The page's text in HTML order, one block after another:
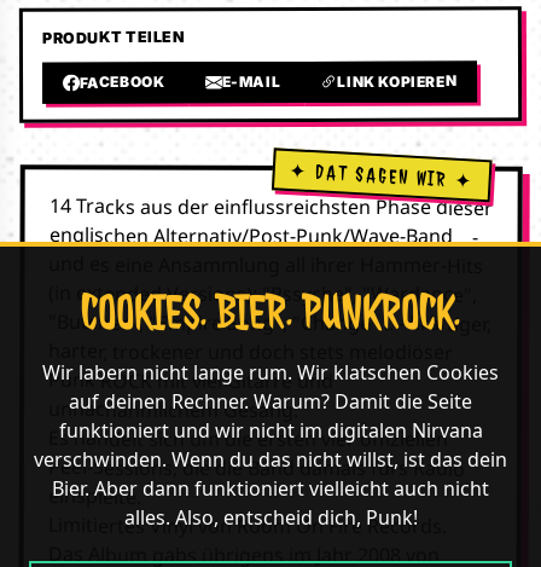
PRODUKT TEILEN
FACEBOOK E-MAIL LINK KOPIEREN
14 Tracks aus der einflussreichsten Phase dieser
englischen Alternativ/Post-Punk/Wave-Band... -
(in extended Versions): "Pssyche", "Wardance",
"Butcher", "Empire Song", "Change"... - kräftiger,
Punk ROCK mit viel Gitarre und
unnachahmlichem Gesang.
Es handelt sich um die ersten vier offiziellen
Peel-Sessions, die die Band damals fürs Radio
einspielte.
Limitiertes Vinyl von Room On Fire Records.
Das Album gabs übrigens im Jahr 2008 von
COOKIES. BIER. PUNKROCK.
Wir labern nicht lange rum. Wir klatschen Cookies
auf deinen Rechner. Warum? Damit die Seite
funktioniert und wir nicht im digitalen Nirvana
verschwinden. Wenn du das nicht willst, ist das dein
Bier. Aber dann funktioniert vielleicht auch nicht
alles. Also, entscheid dich, Punk!